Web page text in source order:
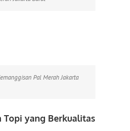
Pal Merah Jakarta
Topi yang Berkualitas